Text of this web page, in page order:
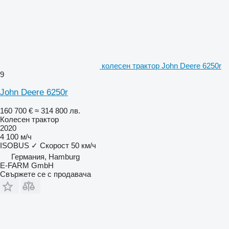
колесен трактор John Deere 6250r
9
John Deere 6250r
160 700 € ≈ 314 800 лв.
Колесен трактор
2020
4 100 м/ч
ISOBUS ✓ Скорост 50 км/ч
Германия, Hamburg
E-FARM GmbH
Свържете се с продавача